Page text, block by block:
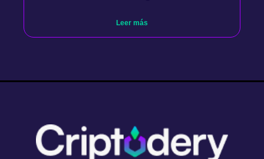
Leer más